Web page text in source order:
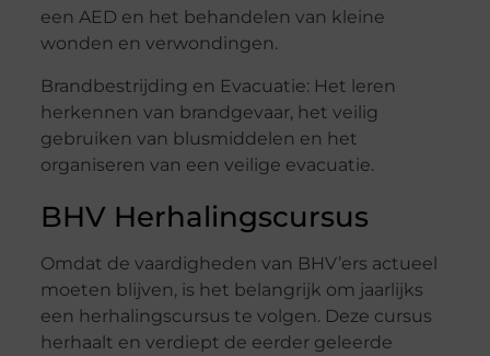
een AED en het behandelen van kleine
wonden en verwondingen.
Brandbestrijding en Evacuatie: Het leren
herkennen van brandgevaar, het veilig
gebruiken van blusmiddelen en het
organiseren van een veilige evacuatie.
BHV Herhalingscursus
Omdat de vaardigheden van BHV’ers actueel
moeten blijven, is het belangrijk om jaarlijks
een herhalingscursus te volgen. Deze cursus
herhaalt en verdiept de eerder geleerde